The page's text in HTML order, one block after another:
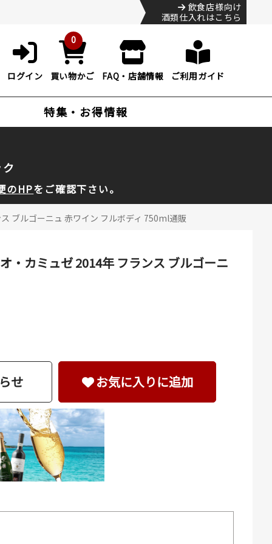
飲食店様向け
酒類仕入れはこちら
ログイン
0
買い物かご FAQ・店舗情報 ご利用ガイド
特集・お得情報
のHPをご確認下さい。
ブルゴーニュ 赤ワイン フルボディ 750ml通販
・カミュゼ 2014年 フランス ブルゴーニ
せ お気に入りに追加